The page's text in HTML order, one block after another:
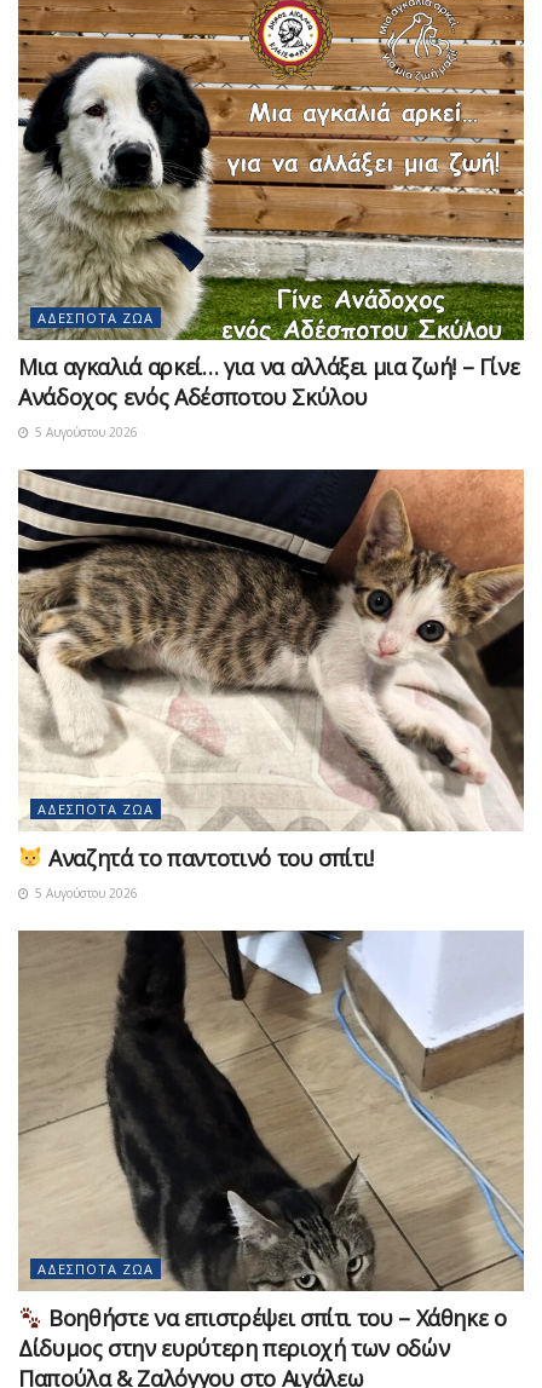
ΑΔΈΣΠΟΤΑ ΖΏΑ
Μια αγκαλιά αρκεί… για να αλλάξει μια ζωή! – Γίνε
Ανάδοχος ενός Αδέσποτου Σκύλου
5 Αυγούστου 2026
ΑΔΈΣΠΟΤΑ ΖΏΑ
Αναζητά το παντοτινό του σπίτι!
5 Αυγούστου 2026
ΑΔΈΣΠΟΤΑ ΖΏΑ
Βοηθήστε να επιστρέψει σπίτι του – Χάθηκε ο
Δίδυμος στην ευρύτερη περιοχή των οδών
Παπούλα & Ζαλόγγου στο Αιγάλεω